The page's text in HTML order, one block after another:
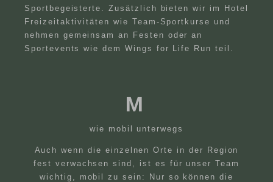
EN
Sportbegeisterte. Zusätzlich bieten wir im Hotel
Freizeitaktivitäten wie Team-Sportkurse und
nehmen gemeinsam an Festen oder an
Sportevents wie dem Wings for Life Run teil.
M
wie mobil unterwegs
Auch wenn die einzelnen Orte in der Region
fest verwachsen sind, ist es für unser Team
wichtig, mobil zu sein: Nur so können die